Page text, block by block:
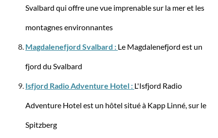
-50%
Svalbard qui offre une vue imprenable sur la mer et les
montagnes environnantes
Magdalenefjord Svalbard : Le Magdalenefjord est un
fjord du Svalbard
Isfjord Radio Adventure Hotel : L'Isfjord Radio
Adventure Hotel est un hôtel situé à Kapp Linné, sur le
Spitzberg